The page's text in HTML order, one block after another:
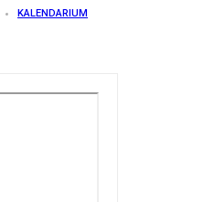
KALENDARIUM